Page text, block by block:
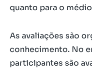
quanto para o
As avaliações são
conhecimento. No
participantes são